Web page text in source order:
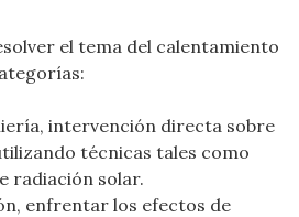
el tema del calentamiento
intervención directa sobre
técnicas tales como
radiación solar.
enfrentar los efectos de